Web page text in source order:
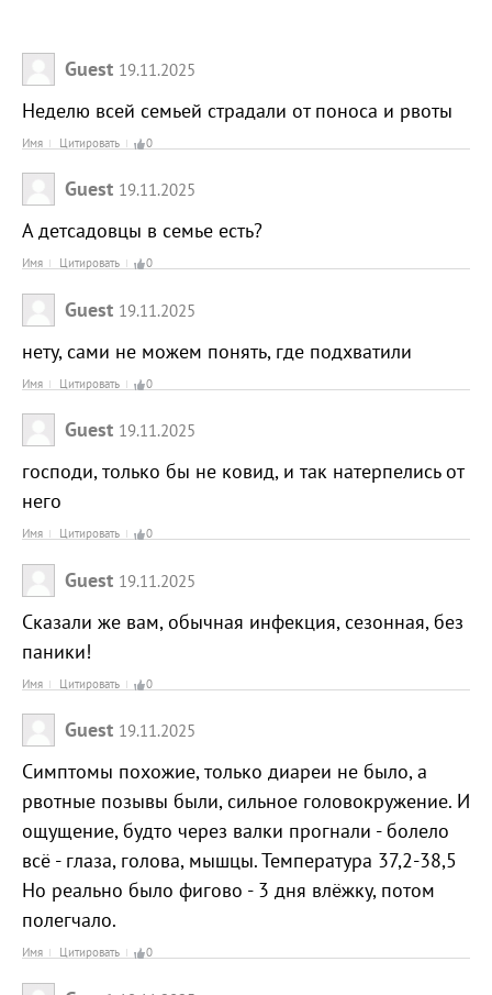
Guest 19.11.2025
Неделю всей семьей страдали от поноса и рвоты
Имя Цитировать 0
Guest 19.11.2025
А детсадовцы в семье есть?
Имя Цитировать 0
Guest 19.11.2025
нету, сами не можем понять, где подхватили
Имя Цитировать 0
Guest 19.11.2025
господи, только бы не ковид, и так натерпелись от
него
Имя Цитировать 0
Guest 19.11.2025
Сказали же вам, обычная инфекция, сезонная, без
паники!
Имя Цитировать 0
Guest 19.11.2025
Симптомы похожие, только диареи не было, а
рвотные позывы были, сильное головокружение. И
ощущение, будто через валки прогнали - болело
всё - глаза, голова, мышцы. Температура 37,2-38,5
Но реально было фигово - 3 дня влёжку, потом
полегчало.
Имя Цитировать 0